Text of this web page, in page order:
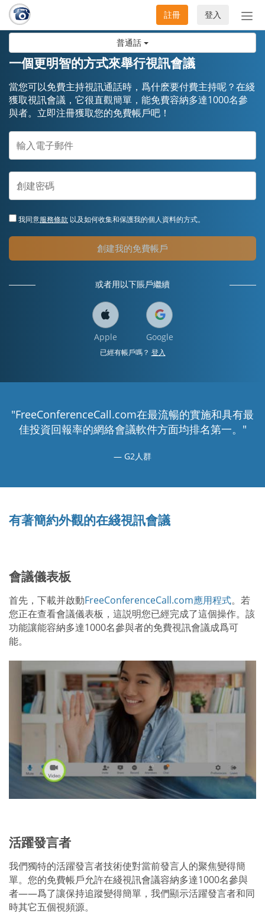
普通話
切
換
登入
註冊
一個更明智的方式來舉行視訊會議
當您可以免費主持視訊通話時，爲什麽要付費主持呢？在綫
獲取視訊會議，它很直觀簡單，能免費容納多達1000名參
與者。立即注冊獲取您的免費帳戶吧！
我同意服務條款 以及如何收集和保護我的個人資料的方式。
創建我的免費帳戶
或者用以下賬戶繼續
Apple Google
已經有帳戶嗎？ 登入
"FreeConferenceCall.com在最流暢的實施和具有最
佳投資回報率的網絡會議軟件方面均排名第一。"
G2人群
有著簡約外觀的在綫視訊會議
會議儀表板
首先，下載并啟動FreeConferenceCall.com應用程式。若
您正在查看會議儀表板，這説明您已經完成了這個操作。該
功能讓能容納多達1000名參與者的免費視訊會議成爲可
能。
活躍發言者
我們獨特的活躍發言者技術使對當前發言人的聚焦變得簡
單。您的免費帳戶允許在綫視訊會議容納多達1000名參與
者——爲了讓保持追蹤變得簡單，我們顯示活躍發言者和同
時其它五個視頻源。